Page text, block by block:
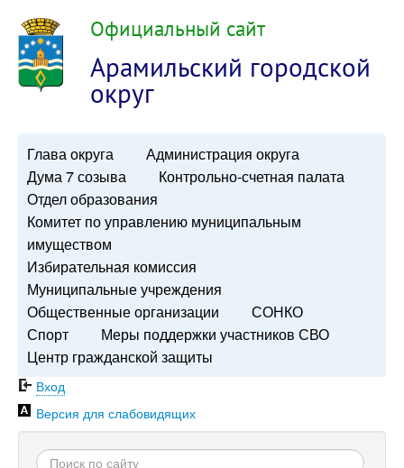
Официальный сайт
Арамильский городской
округ
Глава округа
Администрация округа
Дума 7 созыва
Контрольно-счетная палата
Отдел образования
Комитет по управлению муниципальным
имуществом
Избирательная комиссия
Муниципальные учреждения
Общественные организации
СОНКО
Спорт
Меры поддержки участников СВО
Центр гражданской защиты
Вход
Версия для слабовидящих